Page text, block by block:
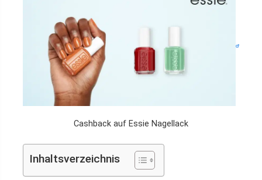
Cashback auf Essie Nagellack
Inhaltsverzeichnis